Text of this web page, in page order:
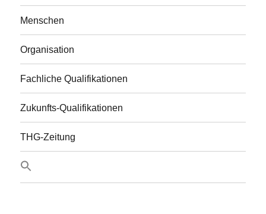
Menschen
Organisation
Fachliche Qualifikationen
Zukunfts-Qualifikationen
THG-Zeitung